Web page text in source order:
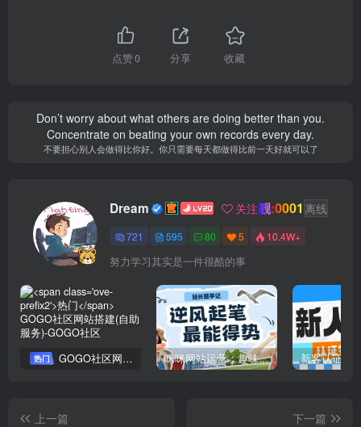
点赞0 分享 收藏
Don’t worry about what others are doing better than you.
Concentrate on beating your own records every day.
不要担心别人会做得比你好。你只需要每天都做得比前一天好就可以了
Dream 关注靓:0001 离线
721 595 80 5 10.4W+
努力学习其实是一件很酷的事
热门 GOGO社区网站搭建(自助服务) 咪咪网站运营：趣味性悄悄飘起的成功风头 新客认证优
上一篇
下一篇